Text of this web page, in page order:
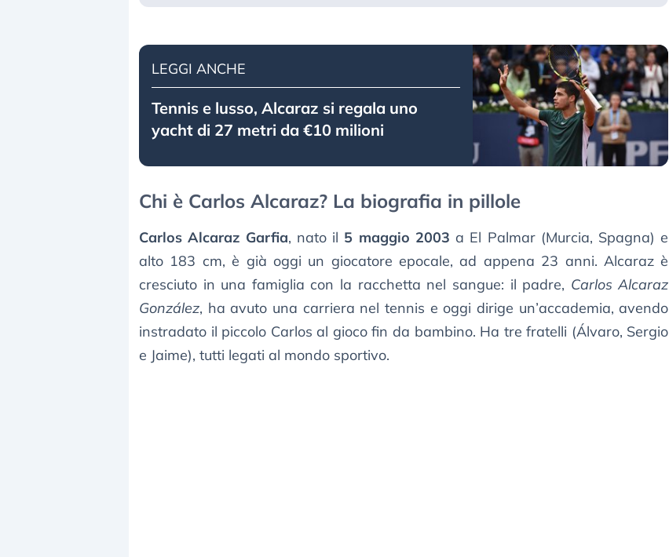
LEGGI ANCHE
Tennis e lusso, Alcaraz si regala uno
yacht di 27 metri da €10 milioni
Chi è Carlos Alcaraz? La biografia in pillole
Carlos Alcaraz Garfia, nato il 5 maggio 2003 a El Palmar (Murcia, Spagna) e
alto 183 cm, è già oggi un giocatore epocale, ad appena 23 anni. Alcaraz è
cresciuto in una famiglia con la racchetta nel sangue: il padre, Carlos Alcaraz
González, ha avuto una carriera nel tennis e oggi dirige un’accademia, avendo
instradato il piccolo Carlos al gioco fin da bambino. Ha tre fratelli (Álvaro, Sergio
e Jaime), tutti legati al mondo sportivo.